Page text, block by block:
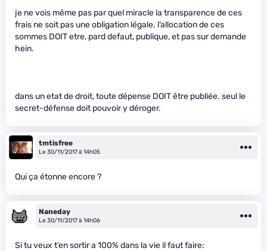
je ne vois même pas par quel miracle la transparence de ces
frais ne soit pas une obligation légale. l’allocation de ces
sommes DOIT etre, pard defaut, publique, et pas sur demande
hein.
dans un etat de droit, toute dépense DOIT être publiée. seul le
secret-défense doit pouvoir y déroger.
tmtisfree
Le 30/11/2017 à 14h05
Qui ça étonne encore ?
Naneday
Le 30/11/2017 à 14h06
Si tu veux t’en sortir a 100% dans la vie il faut faire: